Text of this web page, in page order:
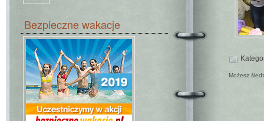
Bezpieczne wakacje
Możesz